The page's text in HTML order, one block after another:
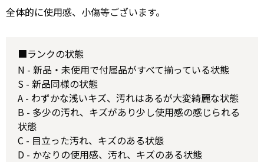
全体的に使用感、小傷等ございます。
■ランクの状態
N - 新品・未使用で付属品がすべて揃っている状態
S - 新品同様の状態
A - わずかな浅いキズ、汚れはあるが大変綺麗な状態
B - 多少の汚れ、キズがあり少し使用感の感じられる
状態
C - 目立った汚れ、キズのある状態
D - かなりの使用感、汚れ、キズのある状態